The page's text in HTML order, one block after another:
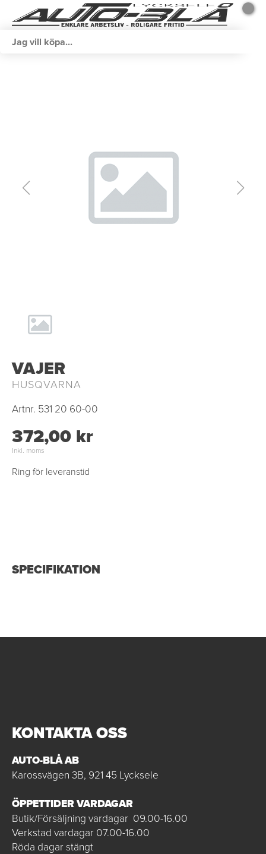
VAJER
HUSQVARNA
Artnr. 531 20 60-00
372,00 kr
Inkl. moms
Ring för leveranstid
SPECIFIKATION
KONTAKTA OSS
AUTO-BLÅ AB
Karossvägen 3B, 921 45 Lycksele
ÖPPETTIDER VARDAGAR
Butik/Försäljning vardagar 09.00-16.00
Verkstad vardagar 07.00-16.00
Röda dagar stängt